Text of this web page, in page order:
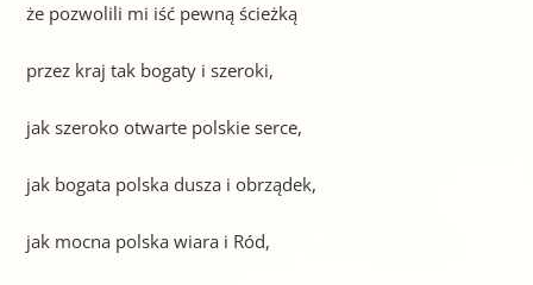
że pozwolili mi iść pewną ścieżką
przez kraj tak bogaty i szeroki,
jak szeroko otwarte polskie serce,
jak bogata polska dusza i obrządek,
jak mocna polska wiara i Ród,